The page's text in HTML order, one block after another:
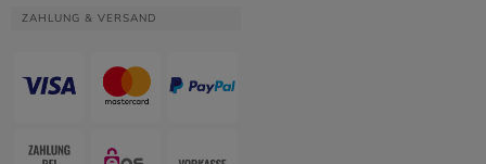
ZAHLUNG & VERSAND